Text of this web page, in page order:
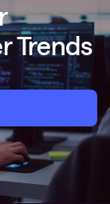
Trends